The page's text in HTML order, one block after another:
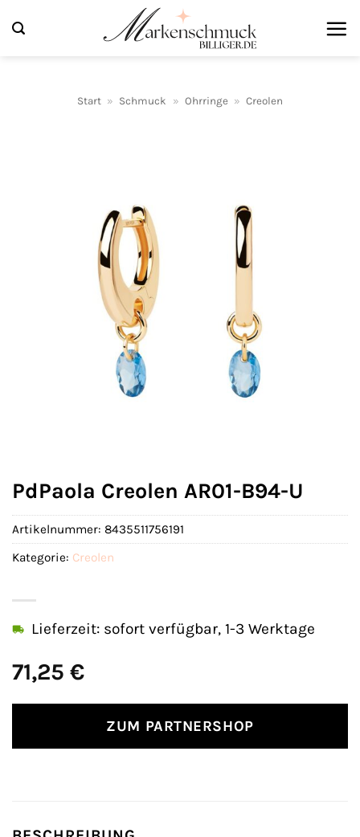
Inhalt
Start » Schmuck » Ohrringe » Creolen
PdPaola Creolen AR01-B94-U
71,25 €
Lieferzeit: sofort verfügbar, 1-3 Werktage
ZUM PARTNERSHOP
Artikelnummer: 8435511756191
Kategorie: Creolen